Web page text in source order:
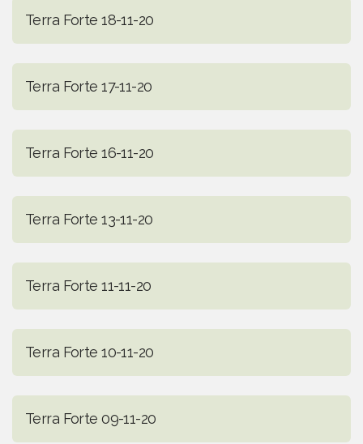
Terra Forte 18-11-20
Terra Forte 17-11-20
Terra Forte 16-11-20
Terra Forte 13-11-20
Terra Forte 11-11-20
Terra Forte 10-11-20
Terra Forte 09-11-20